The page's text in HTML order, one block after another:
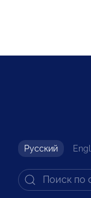
Русский